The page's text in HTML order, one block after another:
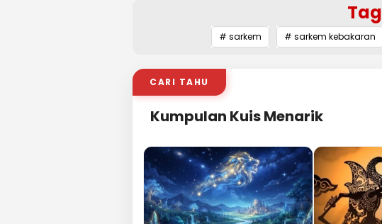
Tag
# sarkem # sarkem kebakaran
CARI TAHU
Kumpulan Kuis Menarik